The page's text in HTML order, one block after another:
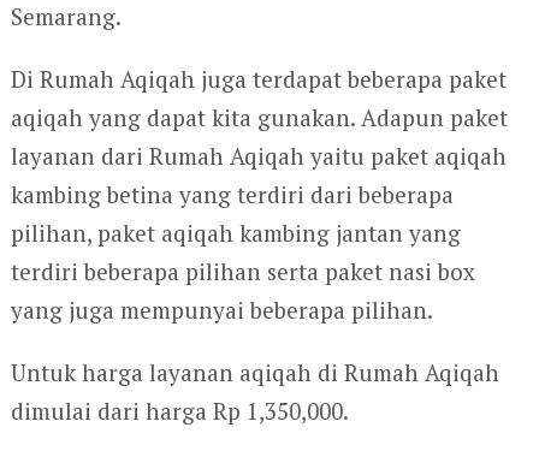
Semarang.
Di Rumah Aqiqah juga terdapat beberapa paket
aqiqah yang dapat kita gunakan. Adapun paket
layanan dari Rumah Aqiqah yaitu paket aqiqah
kambing betina yang terdiri dari beberapa
pilihan, paket aqiqah kambing jantan yang
terdiri beberapa pilihan serta paket nasi box
yang juga mempunyai beberapa pilihan.
Untuk harga layanan aqiqah di Rumah Aqiqah
dimulai dari harga Rp 1,350,000.